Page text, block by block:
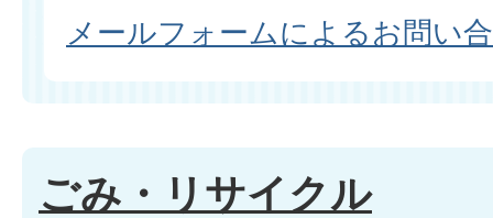
メールフォームによるお問い
ごみ・リサイクル